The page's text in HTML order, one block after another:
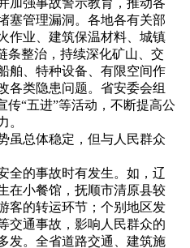
加强事故警示教育，推动各
塞管理漏洞。各地各有关部
作业、建筑保温材料、城镇
条整治，持续深化矿山、交
舶、特种设备、有限空间作
各类隐患问题。省安委会组
传“五进”等活动，不断提高公
。
总体稳定，但与人民群众
的事故时有发生。如，辽
在小餐馆，抚顺市清原县较
客的转运环节；个别地区发
交通事故，影响人民群众的
发。全省道路交通、建筑施